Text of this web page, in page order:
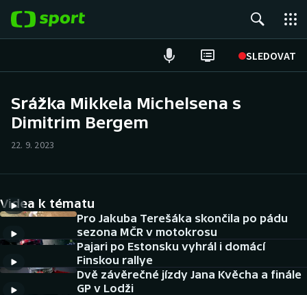
SLEDOVAT
Hokej
Cyklistika
DALŠÍ SPORTY
Americký fotbal
NEPŘEHLÉDNĚTE
Srážka Mikkela Michelsena s
Dimitrim Bergem
22. 9. 2023
Videa k tématu
Pro Jakuba Terešáka skončila po pádu
sezona MČR v motokrosu
Pajari po Estonsku vyhrál i domácí
Finskou rallye
Dvě závěrečné jízdy Jana Kvěcha a finále
GP v Lodži